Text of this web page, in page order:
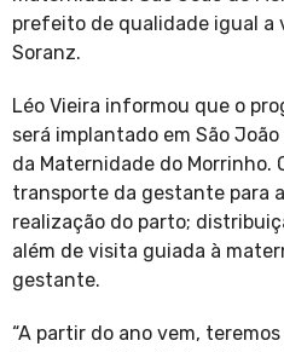
prefeito de qualidade igual a
Soranz.
Léo Vieira informou que o
será implantado em São
da Maternidade do Morrinho.
transporte da gestante para
realização do parto;
além de visita guiada à
gestante.
“A partir do ano vem,